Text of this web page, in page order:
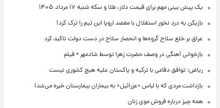
یک پیش ‌بینی مهم برای قیمت دلار، طلا و سکه شنبه ۱۷ مرداد ۱۴۰۵
بازیکن به درد نخور استقلال با مقصد اروپا این تیم را ترک کرد!
عراق بر خلع سلاح گروه‌ها و انحصار سلاح در دست دولت تاکید کرد
بازخوانی آهنگی در وصف حضرت زهرا توسط شادمهر + فیلم
ریاض: توافق دفاعی با ترکیه و پاکستان علیه هیچ کشوری نیست
بازداشت مردی که با لباس «عزرائیل» به بیماران بیمارستان خیره می‌شد!
همه چیز درباره فروش موی زنان